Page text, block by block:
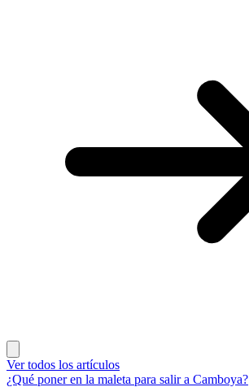
Ver todos los artículos
¿Qué poner en la maleta para salir a Camboya?